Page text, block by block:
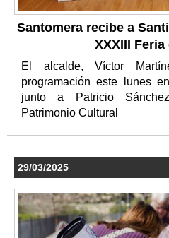
Santomera recibe a
XXXIII
El alcalde, Víctor
programación este lunes
junto a Patricio
Patrimonio Cultural
29/03/2025